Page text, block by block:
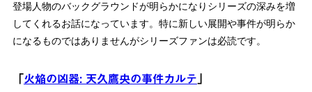
登場人物のバックグラウンドが明らかになりシリーズの深みを増
してくれるお話になっています。特に新しい展開や事件が明らか
になるものではありませんがシリーズファンは必読です。
火焔の凶器: 天久鷹央の事件カルテ